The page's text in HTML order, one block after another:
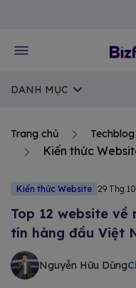
DANH MỤC
Trang chủ Techblog
Kiến thức
Kiến thức Website 29 Thg
Top 12 website
tín hàng đầu Việt
Nguyễn Hữu Dũng